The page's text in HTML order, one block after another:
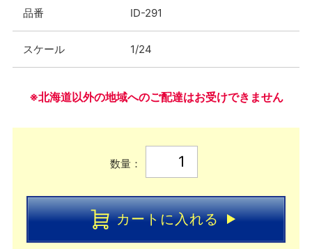
品番 ID-291
スケール 1/24
※北海道以外の地域へのご配達はお受けできません
数量：
カートに入れる